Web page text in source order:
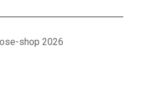
shop 2026